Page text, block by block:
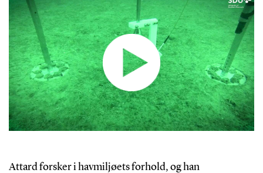
Attard forsker i havmiljøets forhold, og han